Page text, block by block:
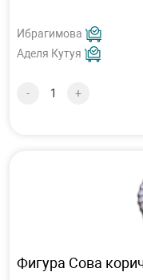
Ибрагимова
Аделя Кутуя
- +
Фигура Сова